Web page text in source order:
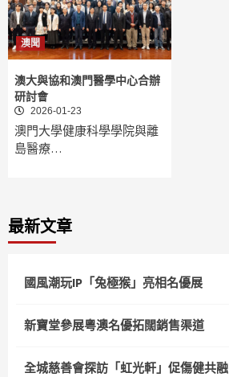
澳聞
澳大與協和澳門醫學中心合辦
研討會
2026-01-23
澳門大學健康科學學院與離
島醫療…
最新文章
國風潮玩IP「兔極猴」亮相名優展
新寶堂參展粵澳名優拓闊銷售渠道
全城慈善會探訪「虹光軒」促傷健共融